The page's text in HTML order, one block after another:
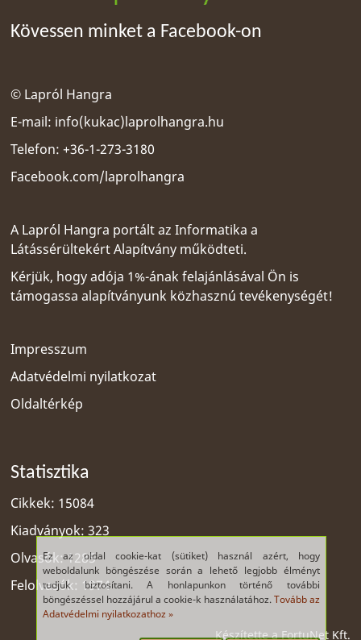
Ez az oldal cookie-kat (sütiket) használ azért, hogy
weboldalunk böngészése során a lehető legjobb élményt
tudjuk biztosítani. A honlapunkon történő további
böngészéssel hozzájárul a cookie-k használatához.Tovább az
Adatvédelmi nyilatkozathoz »
Kövessen minket a Facebook-on
© Lapról Hangra
E-mail: info(kukac)laprolhangra.hu
Telefon: +36-1-273-3180
Facebook.com/laprolhangra
A Lapról Hangra portált azInformatika a
Látássérültekért Alapítvány működteti.
Kérjük, hogy adója 1%-ának felajánlásával Ön is
támogassa alapítványunk közhasznú tevékenységét!
Impresszum
Adatvédelmi nyilatkozat
Oldaltérkép
Statisztika
Cikkek: 15084
Kiadványok: 323
Olvasók: 1285
Felolvasók: 1974
Készítette aFortuNet Kft.